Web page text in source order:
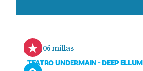
0,06 millas
TEATRO UNDERMAIN - DEEP ELLUM